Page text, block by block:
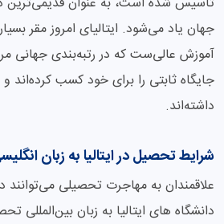
جهان یاد می‌شود. ایتالیای امروز مقر
جایگاه ثابتی را برای خود کسب کرده‌اند
داشته‌اند.
شرایط تحصیل در ایتالیا به زبان
علاقمندان به مهاجرت تحصیلی می‌توانند
دانشگاه های ایتالیا به زبان بین‌المللی